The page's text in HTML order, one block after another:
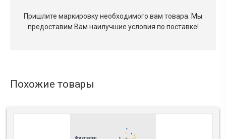
Пришлите маркировку необходимого вам товара. Мы
предоставим Вам наилучшие условия по поставке!
Похожие товары